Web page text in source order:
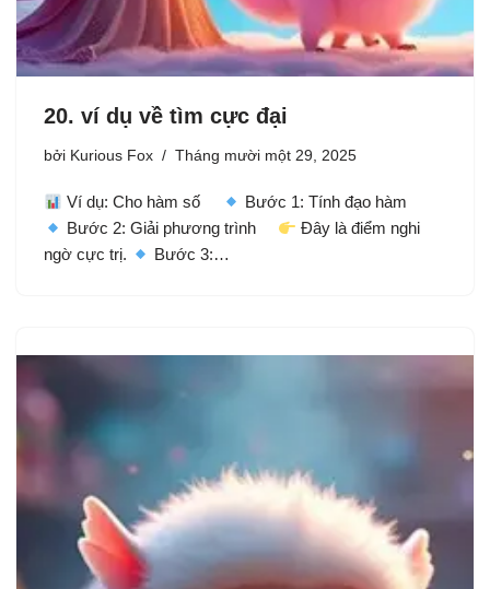
20. ví dụ về tìm cực đại
bởi Kurious Fox Tháng mười một 29, 2025
Ví dụ: Cho hàm số
Bước 1: Tính đạo hàm
Bước 2: Giải phương trình
Đây là điểm nghi
ngờ cực trị.
Bước 3:…